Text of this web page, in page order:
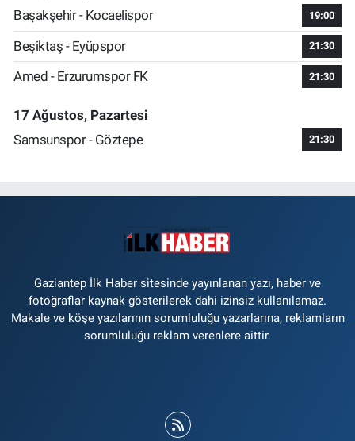
Başakşehir - Kocaelispor
19:00
Beşiktaş - Eyüpspor 21:30
Amed - Erzurumspor FK 21:30
17 Ağustos, Pazartesi
Samsunspor - Göztepe
21:30
Gaziantep İlk Haber sitesinde yayınlanan yazı, haber ve
fotoğraflar kaynak gösterilerek dahi izinsiz kullanılamaz.
Makale ve köşe yazılarının sorumluluğu yazarlarına, reklamların
sorumluluğu reklam verenlere aittir.